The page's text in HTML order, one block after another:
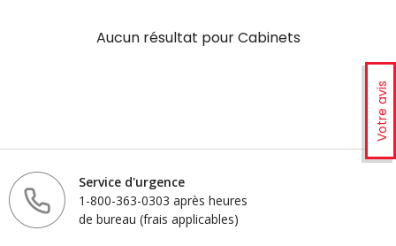
Votre avis
Aucun résultat pourCabinets
Service d'urgence
1-800-363-0303 après heures
de bureau (frais applicables)